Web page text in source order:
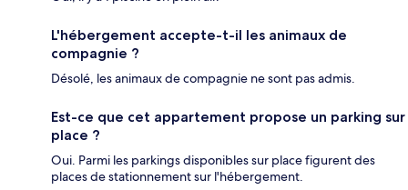
L'hébergement accepte-t-il les animaux de
compagnie ?
Désolé, les animaux de compagnie ne sont pas admis.
Est-ce que cet appartement propose un parking sur
place ?
Oui. Parmi les parkings disponibles sur place figurent des
places de stationnement sur l'hébergement.